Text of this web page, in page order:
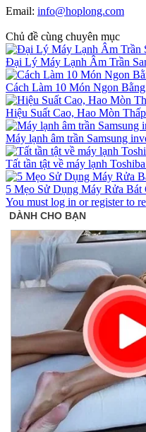
Email: info@hoplong.com
Chủ đề cùng chuyên mục
Đại Lý Máy Lạnh Âm Trần
Cách Làm 10 Món Ngon
Hiệu Suất Cao, Hao Mòn
Máy lạnh âm trần Samsung
Tất tần tật về máy lạnh
5 Mẹo Sử Dụng Máy Rửa
You must log in or register to